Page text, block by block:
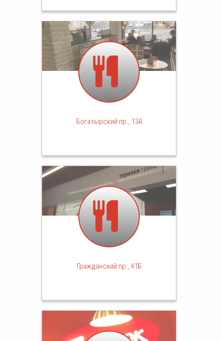
Богатырский пр., 13A
Гражданский пр., 41Б